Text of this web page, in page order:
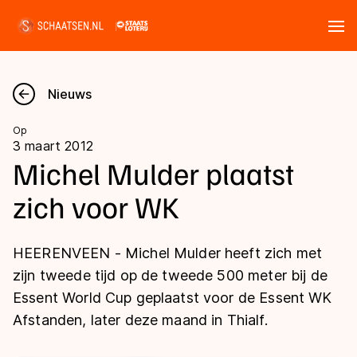
Nieuws
Kalender
Disciplines
Langebaan
Shorttrack
Inlineskaten
Uitslagen
Langebaan
Shorttrack
Tijden & historie
Nieuws
Op
3 maart 2012
Michel Mulder plaatst
zich voor WK
HEERENVEEN - Michel Mulder heeft zich met
zijn tweede tijd op de tweede 500 meter bij de
Essent World Cup geplaatst voor de Essent WK
Afstanden, later deze maand in Thialf.